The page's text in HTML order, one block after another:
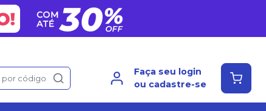
por código
Faça seu login
ou cadastre-se